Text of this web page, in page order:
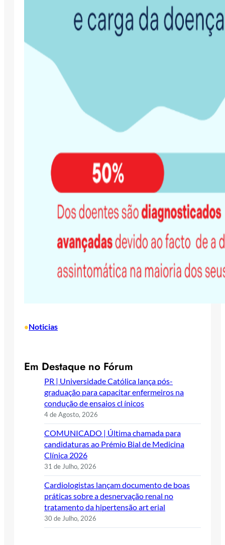
•Noticias
Em Destaque no Fórum
PR | Universidade Católica lança pós-
graduação para capacitar enfermeiros na
condução de ensaios cl ínicos
4 de Agosto, 2026
COMUNICADO | Última chamada para
candidaturas ao Prémio Bial de Medicina
Clínica 2026
31 de Julho, 2026
Cardiologistas lançam documento de boas
práticas sobre a desnervação renal no
tratamento da hipertensão art erial
30 de Julho, 2026